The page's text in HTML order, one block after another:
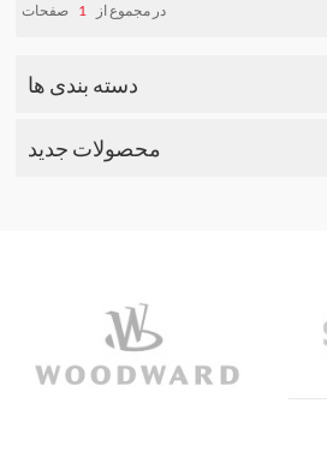
در مجموع از 1 صفحات
دسته بندی ها
محصولات جدید